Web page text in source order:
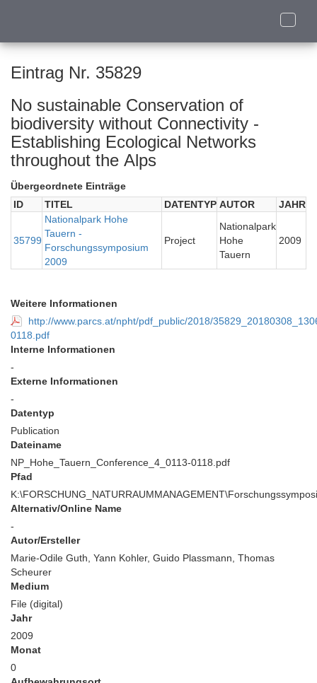
Toggle
Eintrag Nr. 35829
No sustainable Conservation of
biodiversity without Connectivity -
Establishing Ecological Networks
throughout the Alps
Übergeordnete Einträge
ID
TITEL DATENTYP AUTOR JAHR
35799
Nationalpark Hohe
Tauern -
Forschungssymposium
2009
Project
Nationalpark
Hohe
Tauern
2009
Weitere Informationen
http://www.parcs.at/npht/pdf_public/2018/
0118.pdf
Interne Informationen
-
Externe Informationen
-
Datentyp
Publication
Dateiname
NP_Hohe_Tauern_Conference_4_0113-0118.pdf
Pfad
Alternativ/Online Name
-
Autor/Ersteller
Marie-Odile Guth, Yann Kohler, Guido Plassmann, Thomas
Scheurer
Medium
File (digital)
Jahr
2009
Monat
0